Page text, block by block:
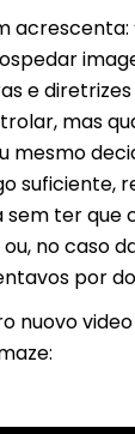
acrescenta:
e
mas
mesmo
suficiente,
sem ter
no caso
por
nuovo